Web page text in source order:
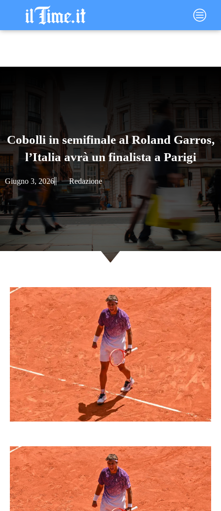
contenuto
Main
Menu
Cobolli in semifinale al Roland Garros,
l’Italia avrà un finalista a Parigi
Giugno 3, 2026 Redazione